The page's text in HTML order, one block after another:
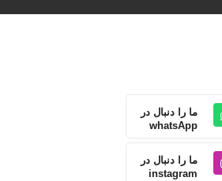
ما را دنبال در
whatsApp
ما را دنبال در
instagram